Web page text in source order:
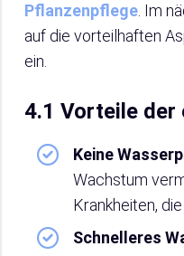
Pflanzenpflege . Im
auf die vorteilhaften
ein.
4.1 Vorteile der
Keine
Wachstum
Krankheiten,
Schnelleres